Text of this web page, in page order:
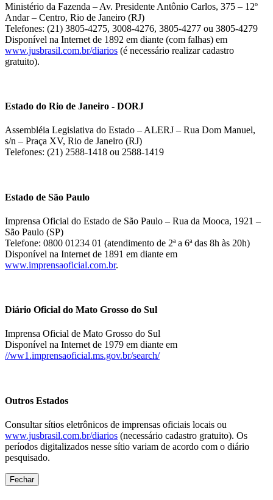
Ministério da Fazenda – Av. Presidente Antônio Carlos, 375 – 12º
Andar – Centro, Rio de Janeiro (RJ)
Telefones: (21) 3805-4275, 3008-4276, 3805-4277 ou 3805-4279
Disponível na Internet de 1892 em diante (com falhas) em
www.jusbrasil.com.br/diarios (é necessário realizar cadastro
gratuito).
Estado do Rio de Janeiro - DORJ
Assembléia Legislativa do Estado – ALERJ – Rua Dom Manuel,
s/n – Praça XV, Rio de Janeiro (RJ)
Telefones: (21) 2588-1418 ou 2588-1419
Estado de São Paulo
Imprensa Oficial do Estado de São Paulo – Rua da Mooca, 1921 –
São Paulo (SP)
Telefone: 0800 01234 01 (atendimento de 2ª a 6ª das 8h às 20h)
Disponível na Internet de 1891 em diante em
www.imprensaoficial.com.br.
Diário Oficial do Mato Grosso do Sul
Imprensa Oficial de Mato Grosso do Sul
Disponível na Internet de 1979 em diante em
//ww1.imprensaoficial.ms.gov.br/search/
Outros Estados
Consultar sítios eletrônicos de imprensas oficiais locais ou
www.jusbrasil.com.br/diarios (necessário cadastro gratuito). Os
períodos digitalizados nesse sítio variam de acordo com o diário
pesquisado.
Fechar